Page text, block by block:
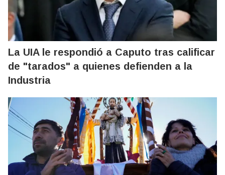
La UIA le respondió a Caputo tras calificar
de "tarados" a quienes defienden a la
Industria